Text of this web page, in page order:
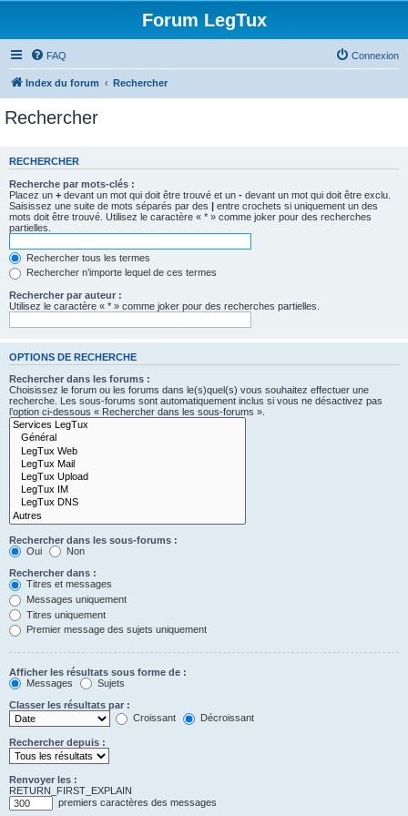
Forum LegTux
FAQ Connexion
Index du forum Rechercher
Rechercher
RECHERCHER
Recherche par mots-clés :
Placez un + devant un mot qui doit être trouvé et un - devant un mot qui doit être exclu.
Saisissez une suite de mots séparés par des | entre crochets si uniquement un des
mots doit être trouvé. Utilisez le caractère « * » comme joker pour des recherches
partielles.
Rechercher tous les termes
Rechercher n’importe lequel de ces termes
Rechercher par auteur :
Utilisez le caractère « * » comme joker pour des recherches partielles.
OPTIONS DE RECHERCHE
Rechercher dans les forums :
Choisissez le forum ou les forums dans le(s)quel(s) vous souhaitez effectuer une
recherche. Les sous-forums sont automatiquement inclus si vous ne désactivez pas
l’option ci-dessous « Rechercher dans les sous-forums ».
Rechercher dans les sous-forums :
Oui
Non
Rechercher dans :
Titres et messages
Messages uniquement
Titres uniquement
Premier message des sujets uniquement
Afficher les résultats sous forme de :
Messages
Sujets
Classer les résultats par :
Croissant
Décroissant
Rechercher depuis :
Renvoyer les :
RETURN_FIRST_EXPLAIN
premiers caractères des messages